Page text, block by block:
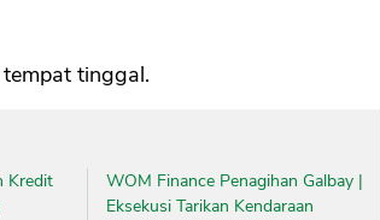
tinggal.
Kredit
WOM Finance Penagihan Galbay |
Eksekusi Tarikan Kendaraan